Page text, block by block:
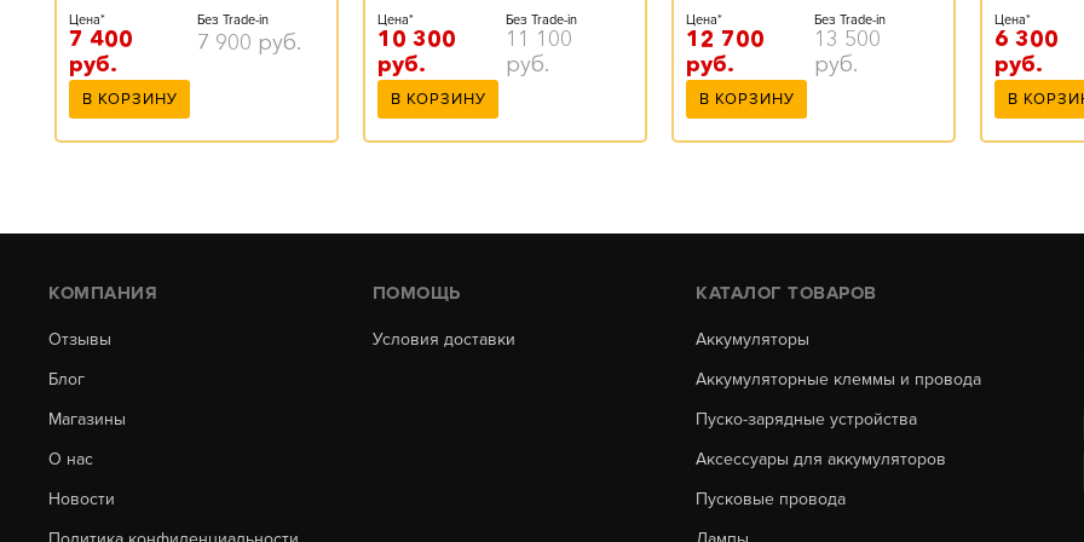
Цена*
7 400
руб.
Без Trade-in
7 900 руб.
В КОРЗИНУ
Цена*
10 300
руб.
Без Trade-in
11 100
руб.
В КОРЗИНУ
Цена*
12 700
руб.
Без Trade-in
13 500
руб.
В КОРЗИНУ
Цена*
6 300
руб.
В
КОМПАНИЯ
Отзывы
Блог
Магазины
О нас
Новости
ПОМОЩЬ
Условия доставки
КАТАЛОГ ТОВАРОВ
Аккумуляторы
Аккумуляторные клеммы и провода
Пуско-зарядные устройства
Аксессуары для аккумуляторов
Пусковые провода